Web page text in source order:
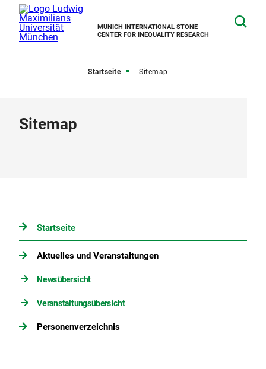
MUNICH INTERNATIONAL STONE
CENTER FOR INEQUALITY RESEARCH
Startseite Sitemap
Sitemap
Startseite
Aktuelles und Veranstaltungen
Newsübersicht
Veranstaltungsübersicht
Personenverzeichnis